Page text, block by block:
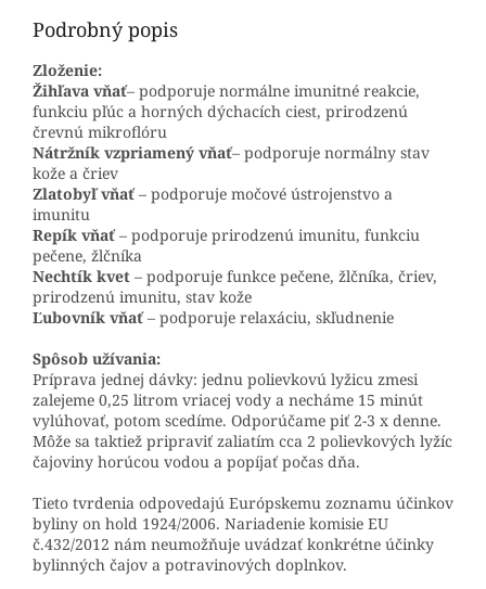
Podrobný popis
Zloženie:
Žihľava vňať– podporuje normálne imunitné reakcie,
funkciu pľúc a horných dýchacích ciest, prirodzenú
črevnú mikroflóru
Nátržník vzpriamený vňať– podporuje normálny stav
kože a čriev
Zlatobyľ vňať – podporuje močové ústrojenstvo a
imunitu
Repík vňať – podporuje prirodzenú imunitu, funkciu
pečene, žlčníka
Nechtík kvet – podporuje funkce pečene, žlčníka, čriev,
prirodzenú imunitu, stav kože
Ľubovník vňať – podporuje relaxáciu, skľudnenie
Spôsob užívania:
Príprava jednej dávky: jednu polievkovú lyžicu zmesi
zalejeme 0,25 litrom vriacej vody a necháme 15 minút
vylúhovať, potom scedíme. Odporúčame piť 2-3 x denne.
Môže sa taktiež pripraviť zaliatím cca 2 polievkových lyžíc
čajoviny horúcou vodou a popíjať počas dňa.
Tieto tvrdenia odpovedajú Európskemu zoznamu účinkov
byliny on hold 1924/2006. Nariadenie komisie EU
č.432/2012 nám neumožňuje uvádzať konkrétne účinky
bylinných čajov a potravinových doplnkov.